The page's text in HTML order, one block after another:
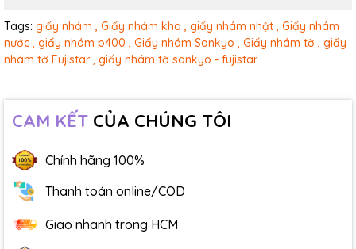
Tags: giấy nhám , Giấy nhám kho , giấy nhám nhật , Giấy nhám
nước , giấy nhám p400 , Giấy nhám Sankyo , Giấy nhám tờ , giấy
nhám tờ Fujistar , giấy nhám tờ sankyo - fujistar
CAM KẾT CỦA CHÚNG TÔI
Chính hãng 100%
Thanh toán online/COD
Giao nhanh trong HCM